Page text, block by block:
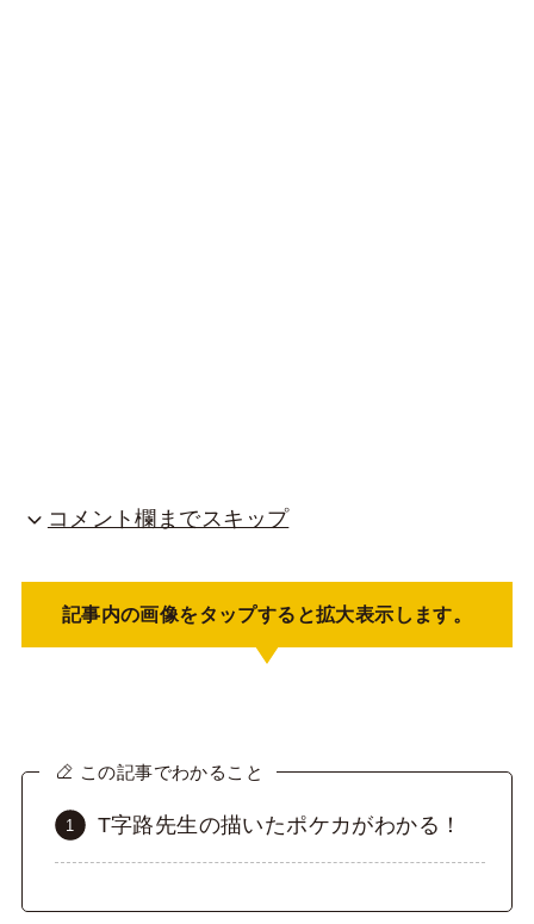
コメント欄までスキップ
記事内の画像をタップすると拡大表示します。
この記事でわかること
T字路先生の描いたポケカがわかる！